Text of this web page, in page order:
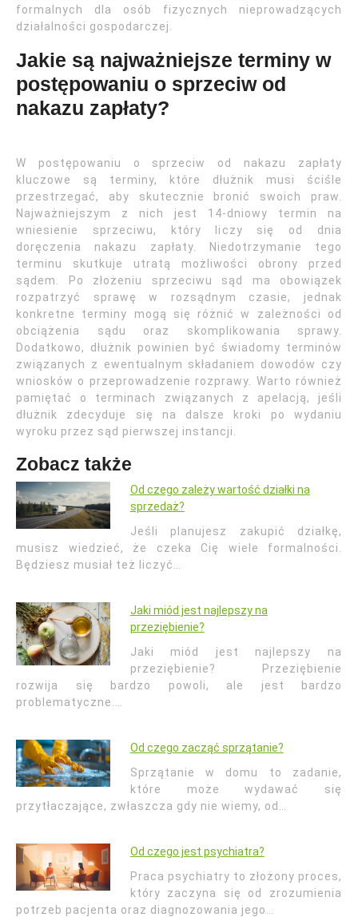
formalnych dla osób fizycznych nieprowadzących
działalności gospodarczej.
Jakie są najważniejsze terminy w
postępowaniu o sprzeciw od
nakazu zapłaty?
W postępowaniu o sprzeciw od nakazu zapłaty
kluczowe są terminy, które dłużnik musi ściśle
przestrzegać, aby skutecznie bronić swoich praw.
Najważniejszym z nich jest 14-dniowy termin na
wniesienie sprzeciwu, który liczy się od dnia
doręczenia nakazu zapłaty. Niedotrzymanie tego
terminu skutkuje utratą możliwości obrony przed
sądem. Po złożeniu sprzeciwu sąd ma obowiązek
rozpatrzyć sprawę w rozsądnym czasie, jednak
konkretne terminy mogą się różnić w zależności od
obciążenia sądu oraz skomplikowania sprawy.
Dodatkowo, dłużnik powinien być świadomy terminów
związanych z ewentualnym składaniem dowodów czy
wniosków o przeprowadzenie rozprawy. Warto również
pamiętać o terminach związanych z apelacją, jeśli
dłużnik zdecyduje się na dalsze kroki po wydaniu
wyroku przez sąd pierwszej instancji.
Zobacz także
Od czego zależy wartość działki na
sprzedaż?
Jeśli planujesz zakupić działkę,
musisz wiedzieć, że czeka Cię wiele formalności.
Będziesz musiał też liczyć…
Jaki miód jest najlepszy na
przeziębienie?
Jaki miód jest najlepszy na
przeziębienie? Przeziębienie
rozwija się bardzo powoli, ale jest bardzo
problematyczne.…
Od czego zacząć sprzątanie?
Sprzątanie w domu to zadanie,
które może wydawać się
przytłaczające, zwłaszcza gdy nie wiemy, od…
Od czego jest psychiatra?
Praca psychiatry to złożony proces,
który zaczyna się od zrozumienia
potrzeb pacjenta oraz diagnozowania jego…